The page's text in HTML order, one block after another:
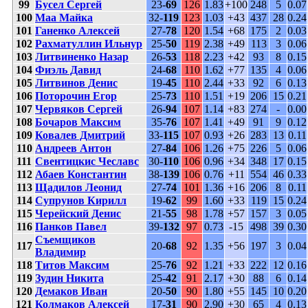
99 Бусел Сергей 23-69 126 1.83+100 248 5 0.07
100 Маа Майка 32-119 123 1.03 +43 437 28 0.24
101 Ганенко Алексей 27-78 120 1.54 +68 175 2 0.03
102 Рахматуллин Ильнур 25-50 119 2.38 +49 113 3 0.06
103 Литвиненко Назар 26-53 118 2.23 +42 93 8 0.15
104 Фиэль Давид 24-68 110 1.62 +77 135 4 0.06
105 Литвинов Денис 19-45 110 2.44 +33 92 6 0.13
106 Поторочин Егор 25-73 110 1.51 +19 206 15 0.21
107 Червяков Сергей 26-94 107 1.14 +83 274 -
0.00
108 Бочаров Максим 35-76 107 1.41 +49 91 9 0.12
109 Ковалев Дмитрий 33-115 107 0.93 +26 283 13 0.11
110 Андреев Антон 27-84 106 1.26 +75 226 5 0.06
111 Свентицкис Чеславс 30-110 106 0.96 +34 348 17 0.15
112 Абаев Константин 38-139 106 0.76 +11 554 46 0.33
113 Щадилов Леонид 27-74 101 1.36 +16 206 8
0.11
114 Супрунов Кирилл 19-62 99 1.60 +33 119 15 0.24
115 Черейский Денис 21-55 98 1.78 +57 157 3 0.05
116 Панков Павел 39-132 97 0.73 -15 498 39 0.30
117
Съемщиков
Владимир
20-68 92 1.35 +56 197 3 0.04
118 Титов Максим 25-76 92 1.21 +33 222 12 0.16
119 Зудин Никита 25-42 91 2.17 +30 88 6 0.14
120 Демаков Иван 20-50 90 1.80 +55 145 10 0.20
121 Колмаков Алексей 17-31 90 2.90 +30 65 4 0.13